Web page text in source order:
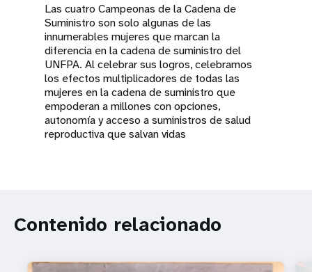
Las cuatro Campeonas de la Cadena de
Suministro son solo algunas de las
innumerables mujeres que marcan la
diferencia en la cadena de suministro del
UNFPA. Al celebrar sus logros, celebramos
los efectos multiplicadores de todas las
mujeres en la cadena de suministro que
empoderan a millones con opciones,
autonomía y acceso a suministros de salud
reproductiva que salvan vidas
Contenido relacionado